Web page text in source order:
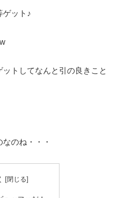
ゲット♪
トしてなんと引の良きこと
のね・・・